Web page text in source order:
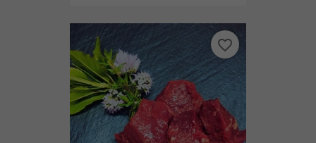
favorite_border